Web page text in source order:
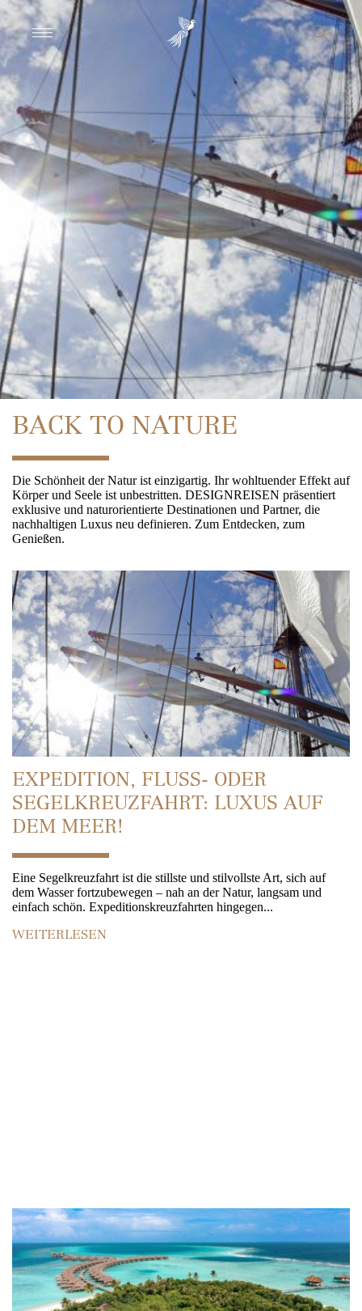
Lassen Sie sich ein individuelles Angebot erstellen
Planung starten
info@designreisen.de
Besuchen Sie uns im Travel Store
Theresienstraße 1
80333 München
Mo. - Fr. 08:00 - 19:00 Uhr, Sa. 11:00 - 15:00 Uhr
München
+49 (0)89 90 77 88 99
Zürich +41 (0)44 2 2 71 27 1
Mo. - Fr. 08:00 - 19:00 Uhr,
Sa. 11:00 - 15:00 Uhr
Places To Be
My Body My Soul
Fashion + Lifestyle
Openings
Travel News
Inside DESIGNREISEN
Magic Moments
Urban Hotspots
Culinary Journey
Reiseziele
Afrika
Asien
Europa
Indischer Ozean
Karibik
Südamerika
BACK TO NATURE
Die Schönheit der Natur ist einzigartig. Ihr wohltuender Effekt auf
Körper und Seele ist unbestritten. DESIGNREISEN präsentiert
exklusive und naturorientierte Destinationen und Partner, die
nachhaltigen Luxus neu definieren. Zum Entdecken, zum
Genießen.
EXPEDITION, FLUSS- ODER
SEGELKREUZFAHRT: LUXUS AUF
DEM MEER!
Eine Segelkreuzfahrt ist die stillste und stilvollste Art, sich auf
dem Wasser fortzubewegen – nah an der Natur, langsam und
einfach schön. Expeditionskreuzfahrten hingegen...
WEITERLESEN